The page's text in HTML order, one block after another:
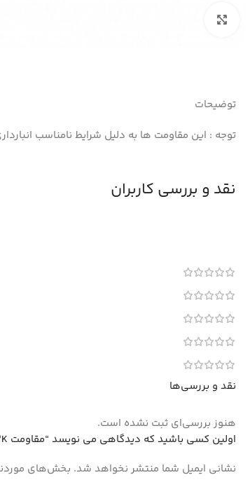
توضیحات
توجه : این مقاومت ها به دلیل شرایط نامناسب
نقد و بررسی کاربران
نقد و بررسی‌ها
هنوز بررسی‌ای ثبت نشده است.
اولین کسی باشید که دیدگاهی می نویسد “مقاومت 4.3K اهم 0.25w بسته5000 تایی(SEP)”
نشانی ایمیل شما منتشر نخواهد شد. بخش‌های